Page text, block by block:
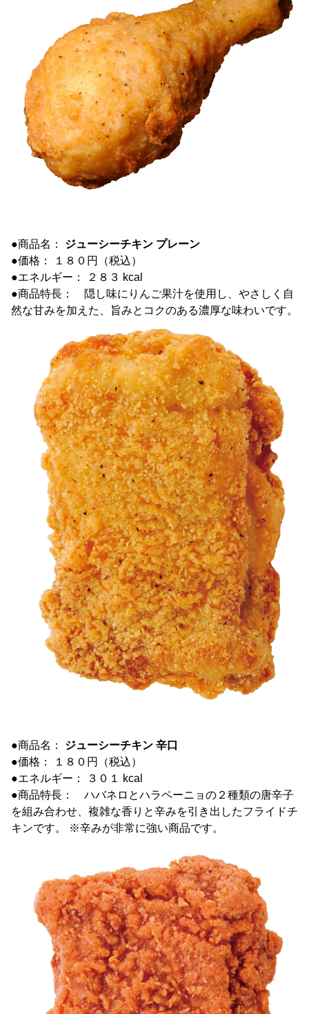
●商品名：
ジューシーチキン プレーン
●価格： １８０円（税込）
●エネルギー： ２８３ kcal
●商品特長： 隠し味にりんご果汁を使用し、やさしく自
然な甘みを加えた、旨みとコクのある濃厚な味わいです。
●商品名： ジューシーチキン 辛口
●価格： １８０円（税込）
●エネルギー： ３０１ kcal
●商品特長： ハバネロとハラペーニョの２種類の唐辛子
を組み合わせ、複雑な香りと辛みを引き出したフライドチ
キンです。 ※辛みが非常に強い商品です。